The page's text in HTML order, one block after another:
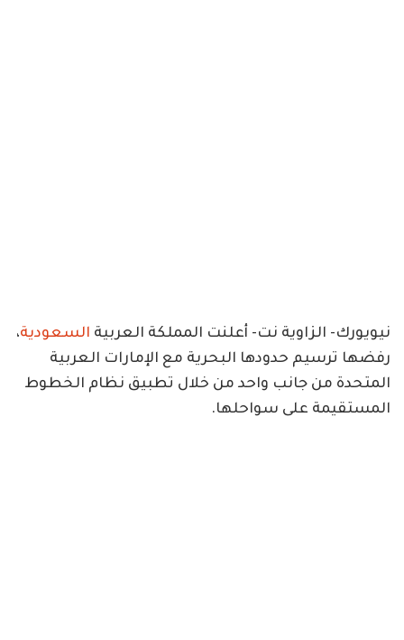
نيويورك- الزاوية نت- أعلنت المملكة العربية السعودية،
رفضها ترسيم حدودها البحرية مع الإمارات العربية
المتحدة من جانب واحد من خلال تطبيق نظام الخطوط
المستقيمة على سواحلها.